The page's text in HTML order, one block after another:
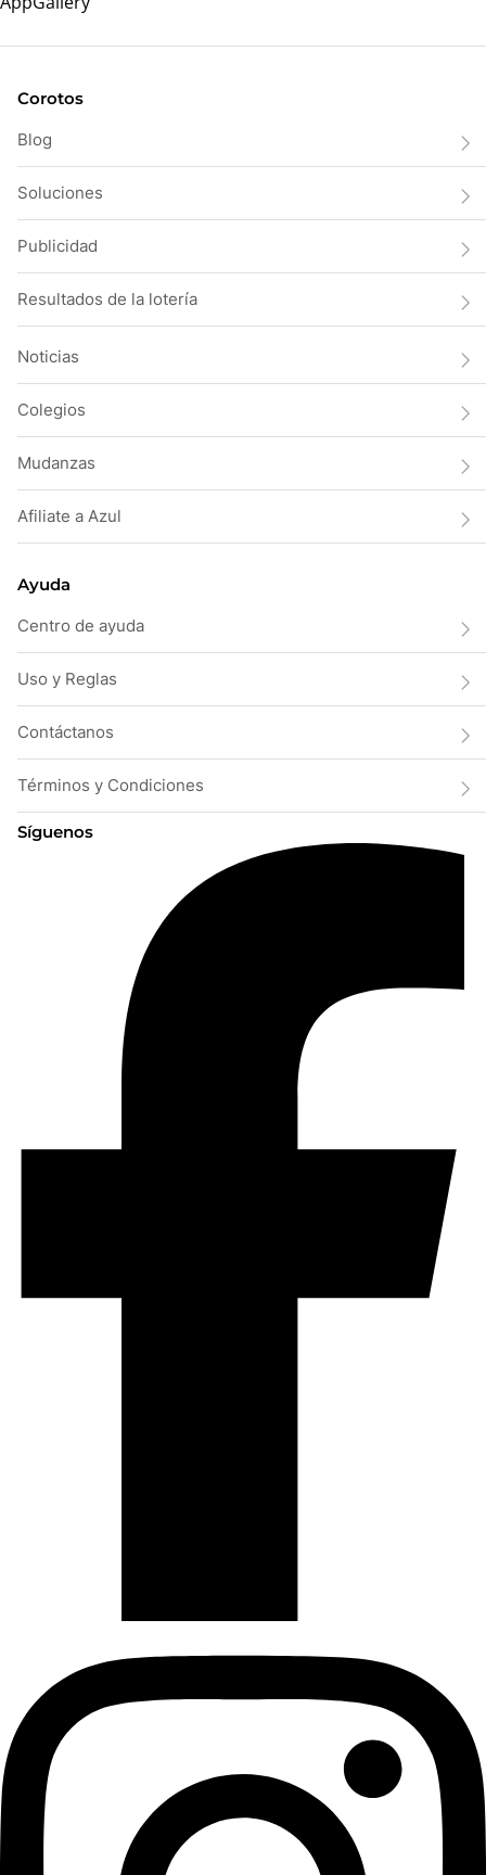
Corotos
Blog
Soluciones
Publicidad
Resultados de la lotería
Noticias
Colegios
Mudanzas
Afiliate a Azul
Ayuda
Centro de ayuda
Uso y Reglas
Contáctanos
Términos y Condiciones
Síguenos